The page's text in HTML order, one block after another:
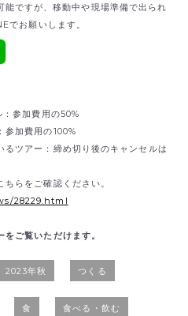
ですが、移動中や現場準備で出られ
でお願いします。
：参加費用の50%
参加費用の100%
るツアー：締め切り後のキャンセルは
らをご確認ください。
28229.html
ご覧いただけます。
2023年秋 つくる
食 食べる・飲む